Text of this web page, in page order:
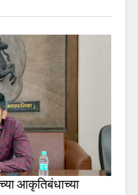
आकृतिबंधाच्या